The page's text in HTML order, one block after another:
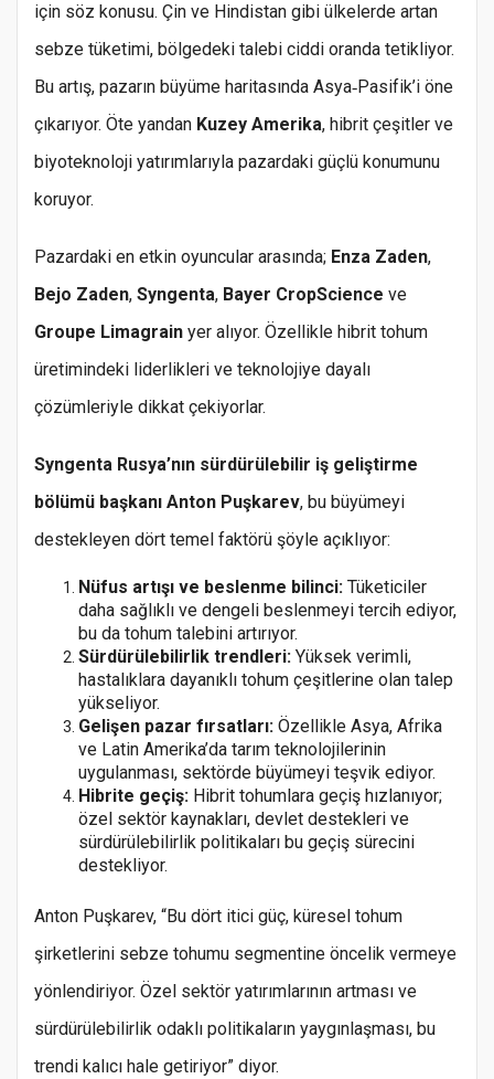
için söz konusu. Çin ve Hindistan gibi ülkelerde artan
sebze tüketimi, bölgedeki talebi ciddi oranda tetikliyor.
Bu artış, pazarın büyüme haritasında Asya‑Pasifik’i öne
çıkarıyor. Öte yandan Kuzey Amerika, hibrit çeşitler ve
biyoteknoloji yatırımlarıyla pazardaki güçlü konumunu
koruyor.
Pazardaki en etkin oyuncular arasında; Enza Zaden,
Bejo Zaden, Syngenta, Bayer CropScience ve
Groupe Limagrain yer alıyor. Özellikle hibrit tohum
üretimindeki liderlikleri ve teknolojiye dayalı
çözümleriyle dikkat çekiyorlar.
Syngenta Rusya’nın sürdürülebilir iş geliştirme
bölümü başkanı Anton Puşkarev, bu büyümeyi
destekleyen dört temel faktörü şöyle açıklıyor:
Nüfus artışı ve beslenme bilinci: Tüketiciler
daha sağlıklı ve dengeli beslenmeyi tercih ediyor,
bu da tohum talebini artırıyor.
Sürdürülebilirlik trendleri: Yüksek verimli,
hastalıklara dayanıklı tohum çeşitlerine olan talep
yükseliyor.
Gelişen pazar fırsatları: Özellikle Asya, Afrika
ve Latin Amerika’da tarım teknolojilerinin
uygulanması, sektörde büyümeyi teşvik ediyor.
Hibrite geçiş: Hibrit tohumlara geçiş hızlanıyor;
özel sektör kaynakları, devlet destekleri ve
sürdürülebilirlik politikaları bu geçiş sürecini
destekliyor.
Anton Puşkarev, “Bu dört itici güç, küresel tohum
şirketlerini sebze tohumu segmentine öncelik vermeye
yönlendiriyor. Özel sektör yatırımlarının artması ve
sürdürülebilirlik odaklı politikaların yaygınlaşması, bu
trendi kalıcı hale getiriyor” diyor.